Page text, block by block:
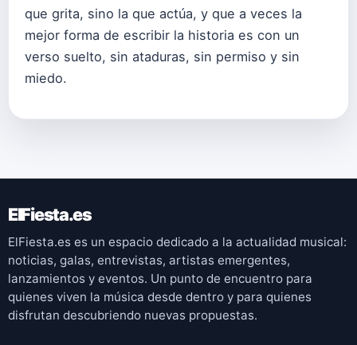
que grita, sino la que actúa, y que a veces la
mejor forma de escribir la historia es con un
verso suelto, sin ataduras, sin permiso y sin
miedo.
ElFiesta.es
ElFiesta.es es un espacio dedicado a la actualidad musical:
noticias, galas, entrevistas, artistas emergentes,
lanzamientos y eventos. Un punto de encuentro para
quienes viven la música desde dentro y para quienes
disfrutan descubriendo nuevas propuestas.